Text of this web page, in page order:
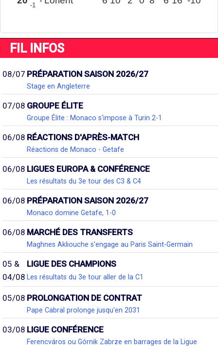
-1
FIL INFOS
08/07 PRÉPARATION SAISON 2026/27
Stage en Angleterre
07/08 GROUPE ÉLITE
Groupe Élite : Monaco s'impose à Turin 2-1
06/08 RÉACTIONS D'APRÈS-MATCH
Réactions de Monaco - Getafe
06/08 LIGUES EUROPA & CONFÉRENCE
Les résultats du 3e tour des C3 & C4
06/08 PRÉPARATION SAISON 2026/27
Monaco domine Getafe, 1-0
06/08 MARCHÉ DES TRANSFERTS
Maghnes Akliouche s'engage au Paris Saint-Germain
05 &
04/08
LIGUE DES CHAMPIONS
Les résultats du 3e tour aller de la C1
05/08 PROLONGATION DE CONTRAT
Pape Cabral prolonge jusqu'en 2031
03/08 LIGUE CONFÉRENCE
Ferencváros ou Górnik Zabrze en barrages de la Ligue